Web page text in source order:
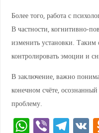
Более того, работа с
В частности, когнитивно-
изменить установки.
контролировать эмоции и
В заключение, важно
конечном счёте,
проблему.
W Vi T V